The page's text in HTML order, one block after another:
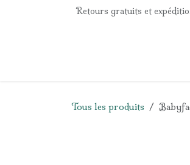
Se rendre au contenuRetours gratuits et
Tous les produits